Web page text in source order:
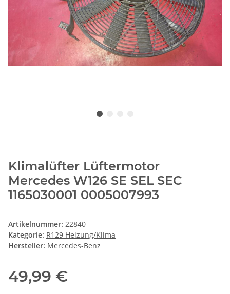
Klimalüfter Lüftermotor
Mercedes W126 SE SEL SEC
1165030001 0005007993
Artikelnummer: 22840
Kategorie: R129 Heizung/Klima
Hersteller: Mercedes-Benz
49,99 €